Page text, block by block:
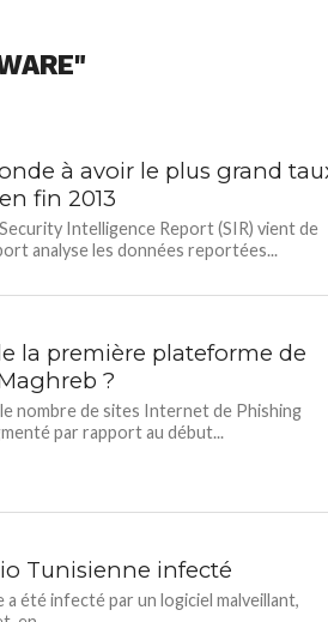
à avoir le plus grand
fin 2013
Intelligence Report (SIR) vient de
analyse les données reportées...
la première plateforme de
?
nombre de sites Internet de Phishing
par rapport au début...
Tunisienne infecté
été infecté par un logiciel malveillant,